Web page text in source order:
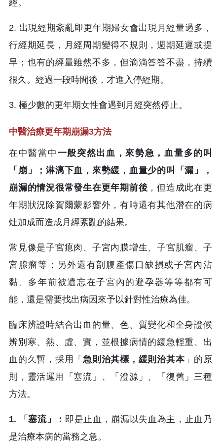
經。
2. 出現經期紊亂即更年期婦女會出現月經量過多，
行經期延長，月經周期變得不規則，週期延遲或提
早；也有的經量雖然不多，但滴滴答答不盡，持續
很久。經過一段時間後，才進入停經期。
3. 極少數的更年期女性會遇到月經突然停止。
中醫治療更年期崩漏3方法
在中醫當中 一般突然出血，來勢急，血量多的叫
「崩」；淋漓下血，來勢緩，血量少的叫「漏」，
崩漏的情況很常發生在更年期前後 ，但造成此在更
年期狀況除賀爾蒙影響外，有時還有其他潛在的病
灶加成而造成月經紊亂的結果。
常見像是子宮瘜肉、子宮內膜增生、子宮肌瘤、子
宮腺瘤等；另外還有剖腹產傷口缺損或子宮內沾
黏、多年前被遺忘在子宮內的避孕器等等都有可
能，還是需要找出病因來予以針對性治療為佳。
臨床辨證時結合出血的量、色、質變化和全身證候
辨別寒、熱、虛、實，並根據病情的緩急輕重、出
血的久暫，採用「急則治其標，緩則治其本」的原
則，靈活運用「塞流」、「澄源」、「復舊」三種
方法。
1. 「塞流」： 即是止血，崩漏以失血為主，止血乃
是治療本病的當務之急。